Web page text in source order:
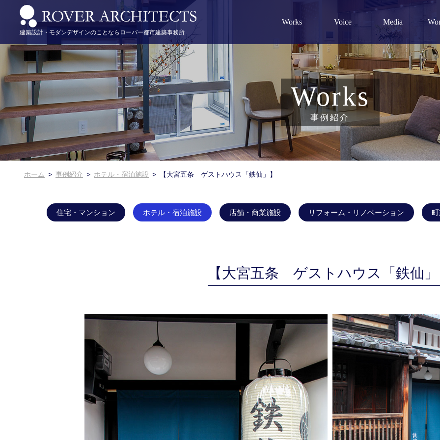
建築設計・モダンデザインのことならローバー都市建築事務所
Works
住宅・マンション ホテル・宿泊施設 店舗・商業施設
町家再生・古民家再生 医療・教育施設 設計監理実績
Voice Media
メディア掲載情報 きょうと空間創生術 ミシュランガイド
建物づくりの流れ ご予算について
企業情報 アクセス 設計指針・経営理念
スタッフ紹介 採用情報・求人情報 頼れる専門家リンク
代表取締役 野村正樹のブログ スタッフブログ
Works
事例紹介
ホーム 事例紹介 ホテル・宿泊施設 【大宮五条 ゲストハウス「鉄仙」】
住宅・マンション ホテル・宿泊施設 店舗・商業施設 リフォーム・リノベーション
【大宮五条 ゲストハウス「鉄仙